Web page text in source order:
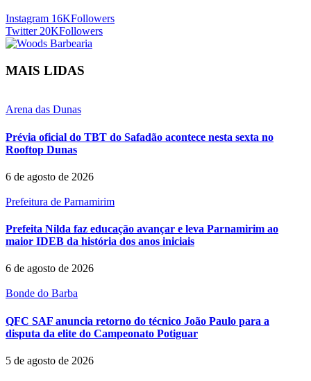
Instagram 16KFollowers
Twitter 20KFollowers
MAIS LIDAS
Arena das Dunas
Prévia oficial do TBT do Safadão acontece nesta sexta no
Rooftop Dunas
6 de agosto de 2026
Prefeitura de Parnamirim
Prefeita Nilda faz educação avançar e leva Parnamirim ao
maior IDEB da história dos anos iniciais
6 de agosto de 2026
Bonde do Barba
QFC SAF anuncia retorno do técnico João Paulo para a
disputa da elite do Campeonato Potiguar
5 de agosto de 2026